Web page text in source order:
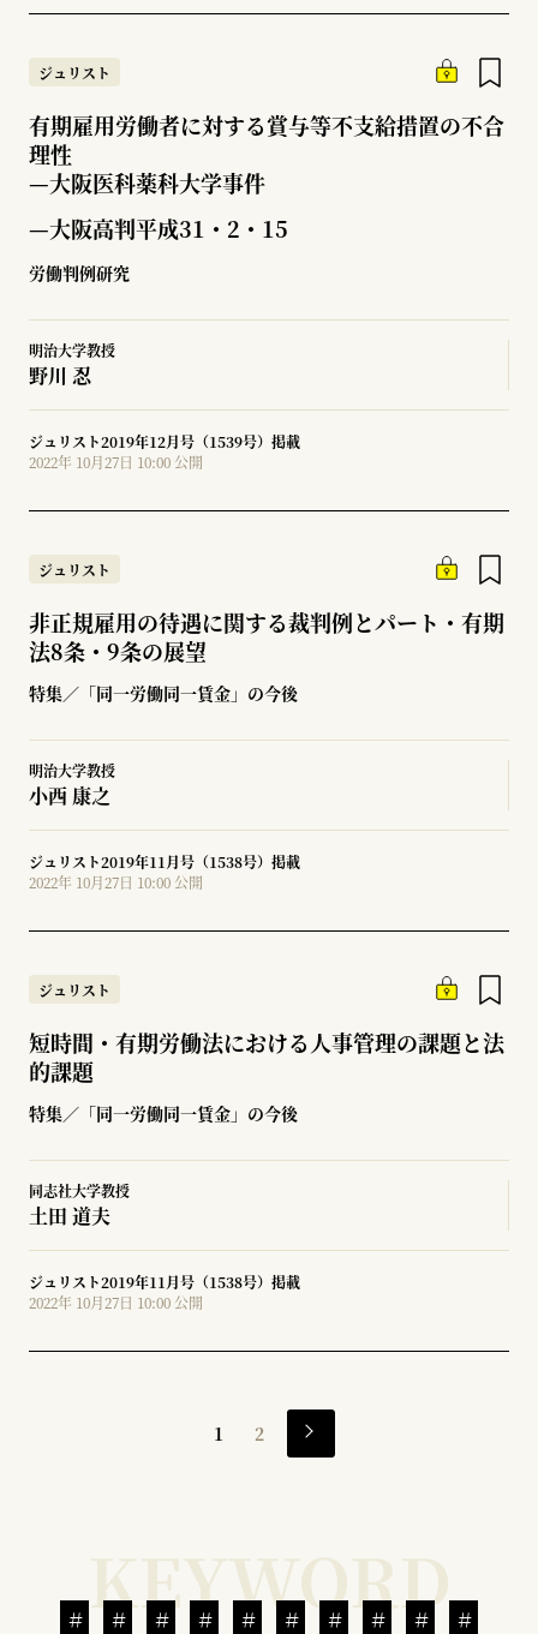
ジュリスト
有期雇用労働者に対する賞与等不支給措置の不合
理性
—大阪医科薬科大学事件
—大阪高判平成31・2・15
労働判例研究
明治大学教授
野川 忍
ジュリスト2019年12月号（1539号）掲載
2022年 10月27日 10:00 公開
ジュリスト
非正規雇用の待遇に関する裁判例とパート・有期
法8条・9条の展望
特集／「同一労働同一賃金」の今後
明治大学教授
小西 康之
ジュリスト2019年11月号（1538号）掲載
2022年 10月27日 10:00 公開
ジュリスト
短時間・有期労働法における人事管理の課題と法
的課題
特集／「同一労働同一賃金」の今後
同志社大学教授
土田 道夫
ジュリスト2019年11月号（1538号）掲載
2022年 10月27日 10:00 公開
1 2